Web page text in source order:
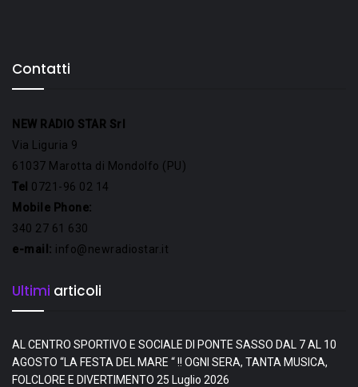
Contatti
NEW RADIO STAR Srl
Via Liguria 9
61037 Marotta di Mondolfo (PU)
Tel 0721-96 02 14
Mobile Phone:
340 27 61 630
e-mail: info@newradiostar.it
Ultimi articoli
AL CENTRO SPORTIVO E SOCIALE DI PONTE SASSO DAL 7 AL 10
AGOSTO “LA FESTA DEL MARE “ !! OGNI SERA, TANTA MUSICA,
FOLCLORE E DIVERTIMENTO 25 Luglio 2026